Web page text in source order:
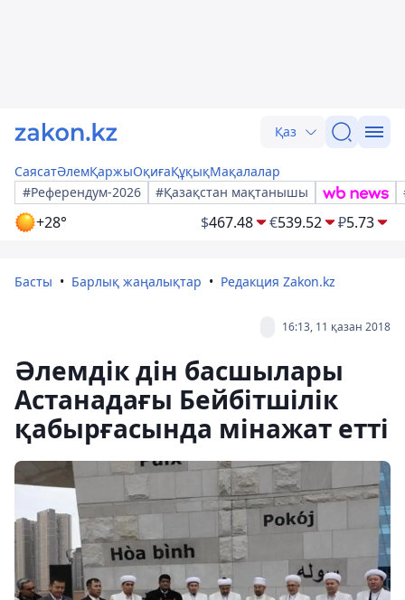
Қаз
СаясатӘлемҚаржыОқиғаҚұқықМақалалар
#Референдум-2026
#Қазақстан мақтанышы
+28° $467.48 €539.52 ₽5.73
Басты Барлық жаңалықтар Редакция Zakon.kz
16:13, 11 қазан 2018
Әлемдік дін басшылары
Астанадағы Бейбітшілік
қабырғасында мінажат етті